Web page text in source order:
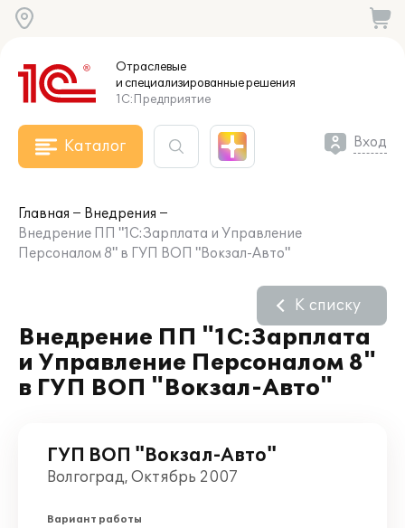
Отраслевые
и специализированныерешения
1С:Предприятие
Каталог Вход
Главная
Внедрения
Внедрение ПП "1С:Зарплата и Управление
Персоналом 8" в ГУП ВОП "Вокзал-Авто"
Внедрение ПП "1С:Зарплата
и Управление Персоналом 8"
в ГУП ВОП "Вокзал-Авто"
К списку
ГУП ВОП "Вокзал-Авто"
Волгоград, Октябрь 2007
Вариант работы